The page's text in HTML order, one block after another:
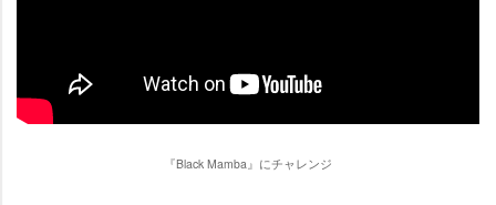
『Black Mamba』にチャレンジ